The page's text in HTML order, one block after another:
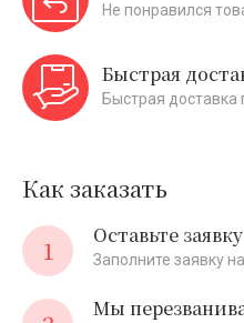
Не понравился
Быстрая
Быстрая доставка
Как заказать
1
Оставьте заявку
Заполните заявку
Мы